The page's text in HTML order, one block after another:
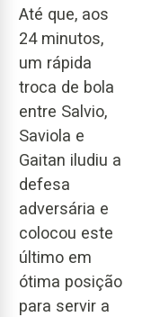
Até que, aos
24 minutos,
um rápida
troca de bola
entre Salvio,
Saviola e
Gaitan iludiu a
defesa
adversária e
colocou este
último em
ótima posição
para servir a